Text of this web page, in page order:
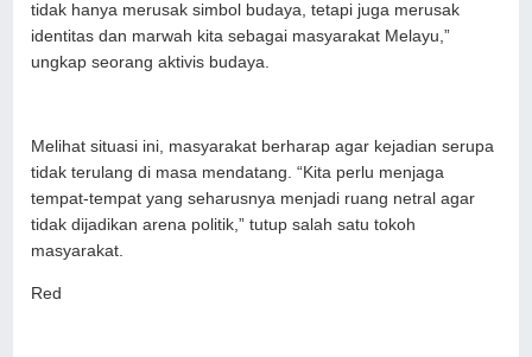
tidak hanya merusak simbol budaya, tetapi juga merusak
identitas dan marwah kita sebagai masyarakat Melayu,”
ungkap seorang aktivis budaya.
Melihat situasi ini, masyarakat berharap agar kejadian serupa
tidak terulang di masa mendatang. “Kita perlu menjaga
tempat-tempat yang seharusnya menjadi ruang netral agar
tidak dijadikan arena politik,” tutup salah satu tokoh
masyarakat.
Red